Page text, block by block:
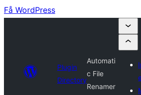
Få WordPress
Plugin
Directory
Automati
c File
Renamer